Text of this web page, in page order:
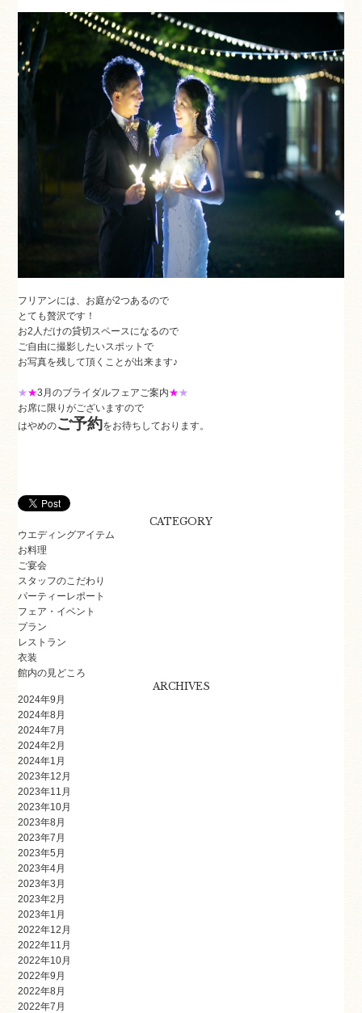
フリアンには、お庭が2つあるので
とても贅沢です！
お2人だけの貸切スペースになるので
ご自由に撮影したいスポットで
お写真を残して頂くことが出来ます♪
★★3月のブライダルフェアご案内★★
お席に限りがございますので
はやめのご予約をお待ちしております。
CATEGORY
ウエディングアイテム
お料理
ご宴会
スタッフのこだわり
パーティーレポート
フェア・イベント
プラン
レストラン
衣装
館内の見どころ
ARCHIVES
2024年9月
2024年8月
2024年7月
2024年2月
2024年1月
2023年12月
2023年11月
2023年10月
2023年8月
2023年7月
2023年5月
2023年4月
2023年3月
2023年2月
2023年1月
2022年12月
2022年11月
2022年10月
2022年9月
2022年8月
2022年7月